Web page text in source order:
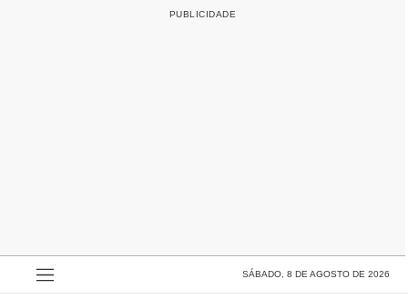
SÁBADO, 8 DE AGOSTO DE 2026